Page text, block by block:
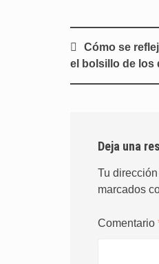
Navegación
de
Cómo se
el bolsillo de los
Deja una
Tu
marcados
Comentario